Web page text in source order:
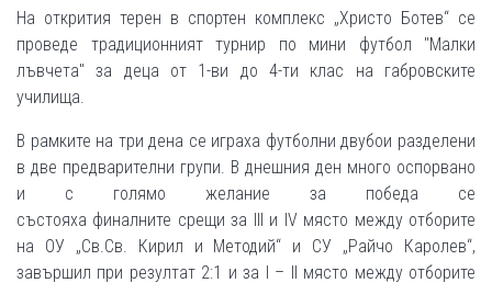
На открития терен в спортен комплекс „Христо Ботев“ се
проведе традиционният турнир по мини футбол "Малки
лъвчета" за деца от 1-ви до 4-ти клас на габровските
училища.
В рамките на три дена се играха футболни двубои разделени
в две предварителни групи. В днешния ден много оспорвано
и с голямо желание за победа се
състояха финалните срещи за III и IV място между отборите
на ОУ „Св.Св. Кирил и Методий“ и СУ „Райчо Каролев“,
завършил при резултат 2:1 и за I – II място между отборите